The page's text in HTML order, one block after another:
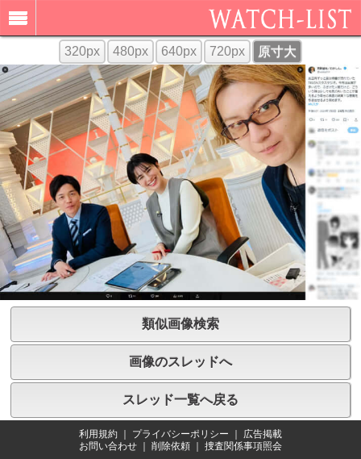
320px 480px 640px 720px 原寸大
類似画像検索
画像のスレッドへ
スレッド一覧へ戻る
利用規約 プライバシーポリシー
広告掲載
お問い合わせ
削除依頼 捜査関係事項照会